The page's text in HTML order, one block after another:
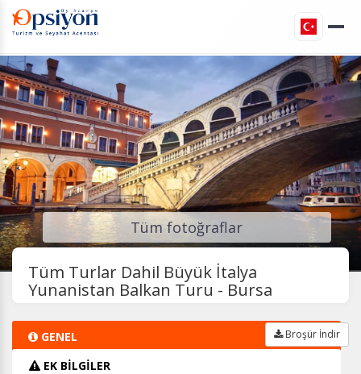
Tüm fotoğraflar
Tüm Turlar Dahil Büyük İtalya
Yunanistan Balkan Turu - Bursa
GENEL
EK BİLGİLER
Broşür İndir